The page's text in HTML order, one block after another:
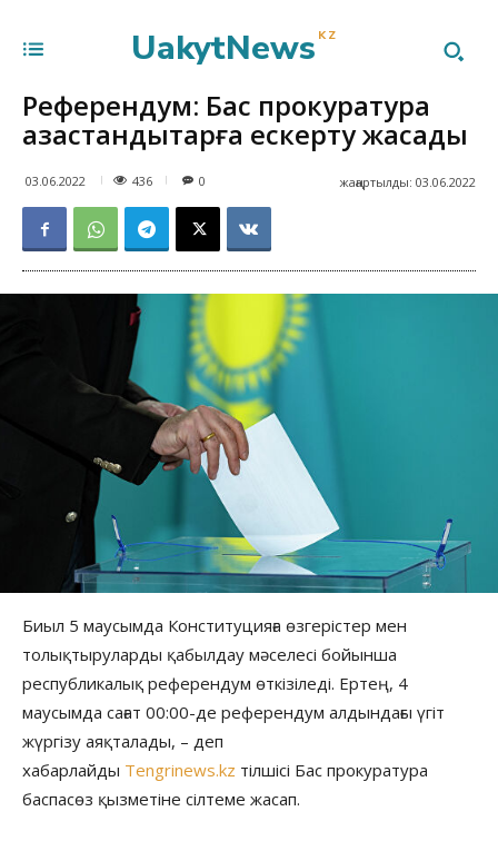
UakytNews KZ
Референдум: Бас прокуратура
қазақстандықтарға ескерту жасады
03.06.2022 436 жаңартылды: 03.06.2022
0
Биыл 5 маусымда Конституцияға өзгерістер мен
толықтыруларды қабылдау мәселесі бойынша
республикалық референдум өткізіледі. Ертең, 4
маусымда сағат 00:00-де референдум алдындағы үгіт
жүргізу аяқталады, – деп
хабарлайды Tengrinews.kz тілшісі Бас прокуратура
баспасөз қызметіне сілтеме жасап.